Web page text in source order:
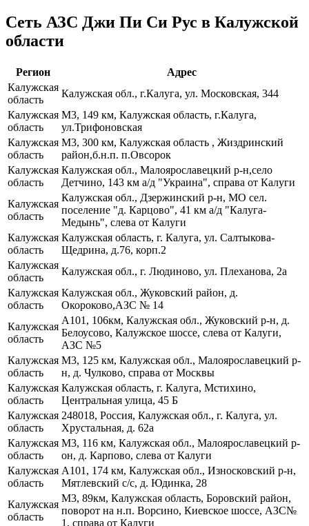
Сеть АЗС Джи Пи Си Рус в Калужской
области
Регион
Адрес
Калужская
область
Калужская обл., г.Калуга, ул. Московская, 344
Калужская
область
М3, 149 км, Калужская область, г.Калуга,
ул.Трифоновская
Калужская
область
М3, 300 км, Калужская область , Жиздринский
район,б.н.п. п.Овсорок
Калужская
область
Калужская обл., Малоярославецкий р-н,село
Детчино, 143 км а/д "Украина", справа от Калуги
Калужская
область
Калужская обл., Дзержинский р-н, МО сел.
поселение "д. Карцово", 41 км а/д "Калуга-
Медынь", слева от Калуги
Калужская
область
Калужская область, г. Калуга, ул. Салтыкова-
Щедрина, д.76, корп.2
Калужская
область
Калужская обл., г. Людиново, ул. Плеханова, 2а
Калужская
область
Калужская обл., Жуковский район, д.
Окороково,АЗС № 14
Калужская
область
А101, 106км, Калужская обл., Жуковский р-н, д.
Белоусово, Калужское шоссе, слева от Калуги,
АЗС №5
Калужская
область
М3, 125 км, Калужская обл., Малоярославецкий р-
н, д. Чулково, справа от Москвы
Калужская
область
Калужская область, г. Калуга, Мстихино,
Центральная улица, 45 Б
Калужская
область
248018, Россия, Калужская обл., г. Калуга, ул.
Хрустальная, д. 62а
Калужская
область
М3, 116 км, Калужская обл., Малоярославецкий р-
он, д. Карпово, слева от Калуги
Калужская
область
А101, 174 км, Калужская обл., Износковский р-н,
Мятлевский с/с, д. Юдинка, 28
Калужская
область
М3, 89км, Калужская область, Боровский район,
поворот на н.п. Ворсино, Киевское шоссе, АЗС№
1, справа от Калуги